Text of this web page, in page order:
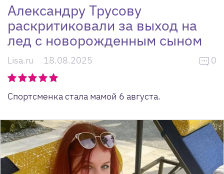
Александру Трусову
раскритиковали за выход на
лед с новорожденным сыном
Lisa.ru 18.08.2025 0
Спортсменка стала мамой 6 августа.